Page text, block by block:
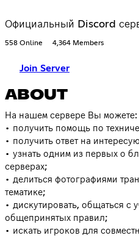
Официальный Discord
558 Online 4,364 Members
Join Server
ABOUT
На нашем сервере Вы можете:
• получить помощь по
• получить ответ на
• узнать одним из первых о
серверах;
• делиться фотографиями
тематике;
• дискутировать, общаться с
общепринятых правил;
• искать игроков для